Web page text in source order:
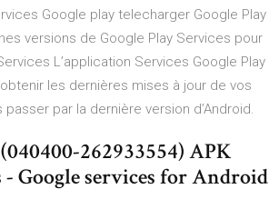
Google play telecharger Google Play
versions de Google Play Services pour
L’application Services Google Play
les dernières mises à jour de vos
par la dernière version d’Android.
262933554) APK
Google services for Android